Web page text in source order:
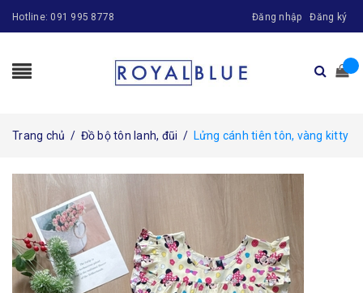
Hotline: 091 995 8778 Đăng nhập Đăng ký
Trang chủ / Đồ bộ tôn lanh, đũi / Lửng cánh tiên tôn, vàng kitty